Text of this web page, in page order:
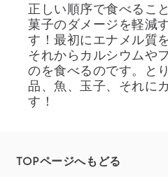
正しい順序で食べるこ
菓子のダメージを軽減
す！最初にエナメル質
それからカルシウムや
のを食べるのです。と
品、魚、玉子、それに
す！
TOPページへもどる